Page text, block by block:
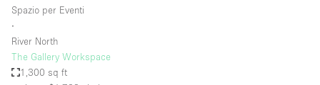
Spazio per Eventi
∙
River North
The Gallery Workspace
1,300 sq ft